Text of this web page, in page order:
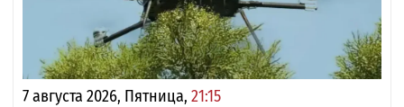
7 августа 2026, Пятница, 21:15